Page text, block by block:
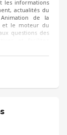
les informations
actualités du
de la
et le moteur du
questions des
le niveau
retours via des